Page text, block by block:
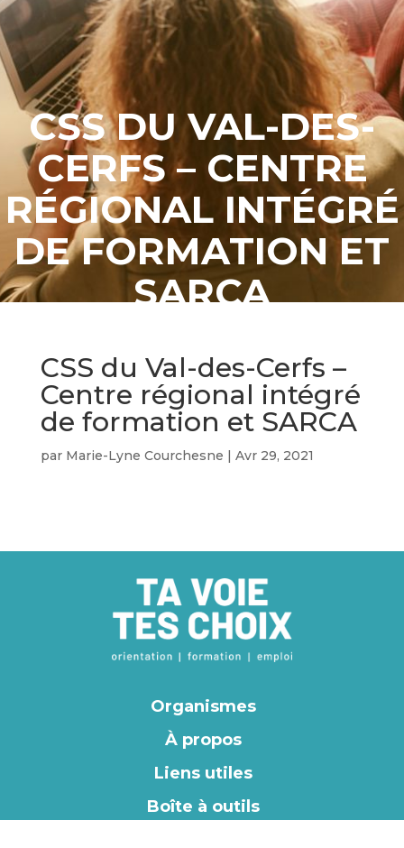
CSS DU VAL-DES-
CERFS – CENTRE
RÉGIONAL INTÉGRÉ
DE FORMATION ET
SARCA
CSS du Val-des-Cerfs –
Centre régional intégré
de formation et SARCA
par Marie-Lyne Courchesne | Avr 29, 2021
Organismes
À propos
Liens utiles
Boîte à outils